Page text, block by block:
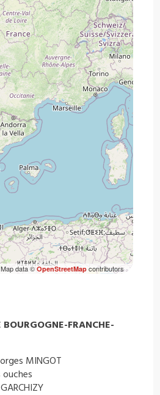
data ©OpenStreetMapcontributors
BOURGOGNE-FRANCHE-
MINGOT
ouches